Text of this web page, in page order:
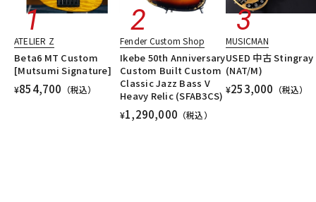
ATELIER Z
Beta6 MT Custom
[Mutsumi Signature]
¥854,700 （税込）
Fender Custom Shop
Ikebe 50th Anniversary
Custom Built Custom
Classic Jazz Bass V
Heavy Relic (SFAB3CS)
¥1,290,000 （税込）
MUSICMAN
USED 中古 Stingray
(NAT/M)
¥253,000 （税込）